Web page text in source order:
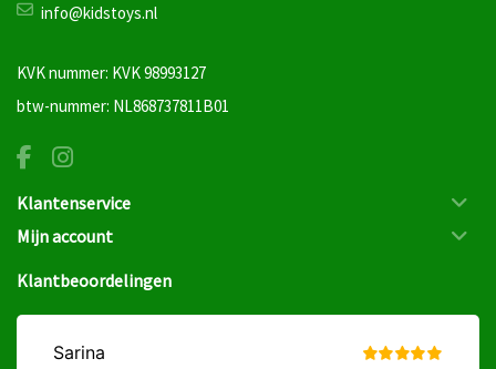
info@kidstoys.nl
KVK nummer: KVK 98993127
btw-nummer: NL868737811B01
Klantenservice
Mijn account
Klantbeoordelingen